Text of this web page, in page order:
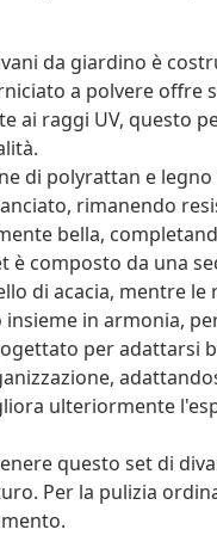
da giardino è
a polvere offre
ai raggi UV, questo
di polyrattan e
rimanendo
bella,
è composto da una
di acacia, mentre
in armonia,
per adattarsi
ulteriormente
questo set di
Per la pulizia